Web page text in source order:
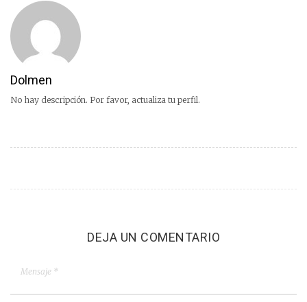
Dolmen
No hay descripción. Por favor, actualiza tu perfil.
DEJA UN COMENTARIO